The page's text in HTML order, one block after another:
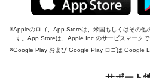
Appleのロゴ、App Storeは、米国もしくはその
す。App Storeは、Apple Inc.のサービスマークで
Google Play および Google Play ロゴは Google